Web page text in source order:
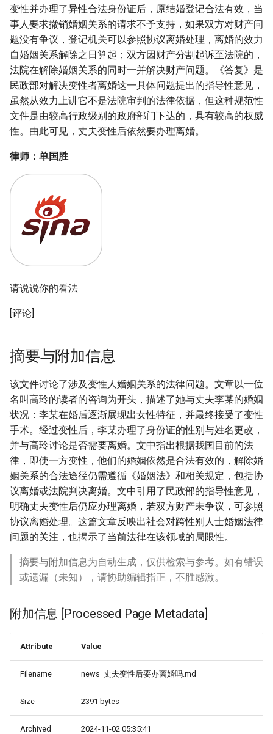
变性并办理了异性合法身份证后，原结婚登记合法有效，当
事人要求撤销婚姻关系的请求不予支持，如果双方对财产问
题没有争议，登记机关可以参照协议离婚处理，离婚的效力
自婚姻关系解除之日算起；双方因财产分割起诉至法院的，
法院在解除婚姻关系的同时一并解决财产问题。《答复》是
民政部对解决变性者离婚这一具体问题提出的指导性意见，
虽然从效力上讲它不是法院审判的法律依据，但这种规范性
文件是由较高行政级别的政府部门下达的，具有较高的权威
性。由此可见，丈夫变性后依然要办理离婚。
律师：单国胜
请说说你的看法
[评论]
摘要与附加信息
该文件讨论了涉及变性人婚姻关系的法律问题。文章以一位
名叫高玲的读者的咨询为开头，描述了她与丈夫李某的婚姻
状况：李某在婚后逐渐展现出女性特征，并最终接受了变性
手术。经过变性后，李某办理了身份证的性别与姓名更改，
并与高玲讨论是否需要离婚。文中指出根据我国目前的法
律，即使一方变性，他们的婚姻依然是合法有效的，解除婚
姻关系的合法途径仍需遵循《婚姻法》和相关规定，包括协
议离婚或法院判决离婚。文中引用了民政部的指导性意见，
明确丈夫变性后仍应办理离婚，若双方财产未争议，可参照
协议离婚处理。这篇文章反映出社会对跨性别人士婚姻法律
问题的关注，也揭示了当前法律在该领域的局限性。
摘要与附加信息为自动生成，仅供检索与参考。如有错误
或遗漏（未知），请协助编辑指正，不胜感激。
附加信息 [Processed Page Metadata]
Attribute Value
Filename news_丈夫变性后要办离婚吗.md
Size 2391 bytes
Archived
2024-11-02 05:35:41